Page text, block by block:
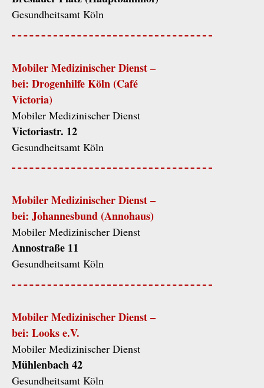
Gesundheitsamt Köln
Mobiler Medizinischer Dienst –
bei: Drogenhilfe Köln (Café
Victoria)
Mobiler Medizinischer Dienst
Victoriastr. 12
Gesundheitsamt Köln
Mobiler Medizinischer Dienst –
bei: Johannesbund (Annohaus)
Mobiler Medizinischer Dienst
Annostraße 11
Gesundheitsamt Köln
Mobiler Medizinischer Dienst –
bei: Looks e.V.
Mobiler Medizinischer Dienst
Mühlenbach 42
Gesundheitsamt Köln